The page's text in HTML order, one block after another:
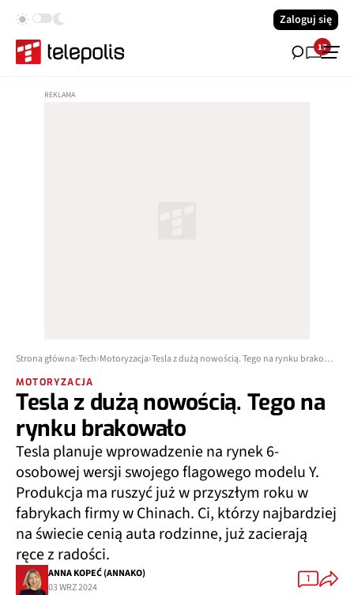
Zaloguj się
17
Strona główna Tech Motoryzacja Tesla z dużą nowością. Tego na rynku brakowało
MOTORYZACJA
Tesla z dużą nowością. Tego na
rynku brakowało
Tesla planuje wprowadzenie na rynek 6-
osobowej wersji swojego flagowego modelu Y.
Produkcja ma ruszyć już w przyszłym roku w
fabrykach firmy w Chinach. Ci, którzy najbardziej
na świecie cenią auta rodzinne, już zacierają
ręce z radości.
ANNA KOPEĆ (ANNAKO)
03 WRZ 2024
1